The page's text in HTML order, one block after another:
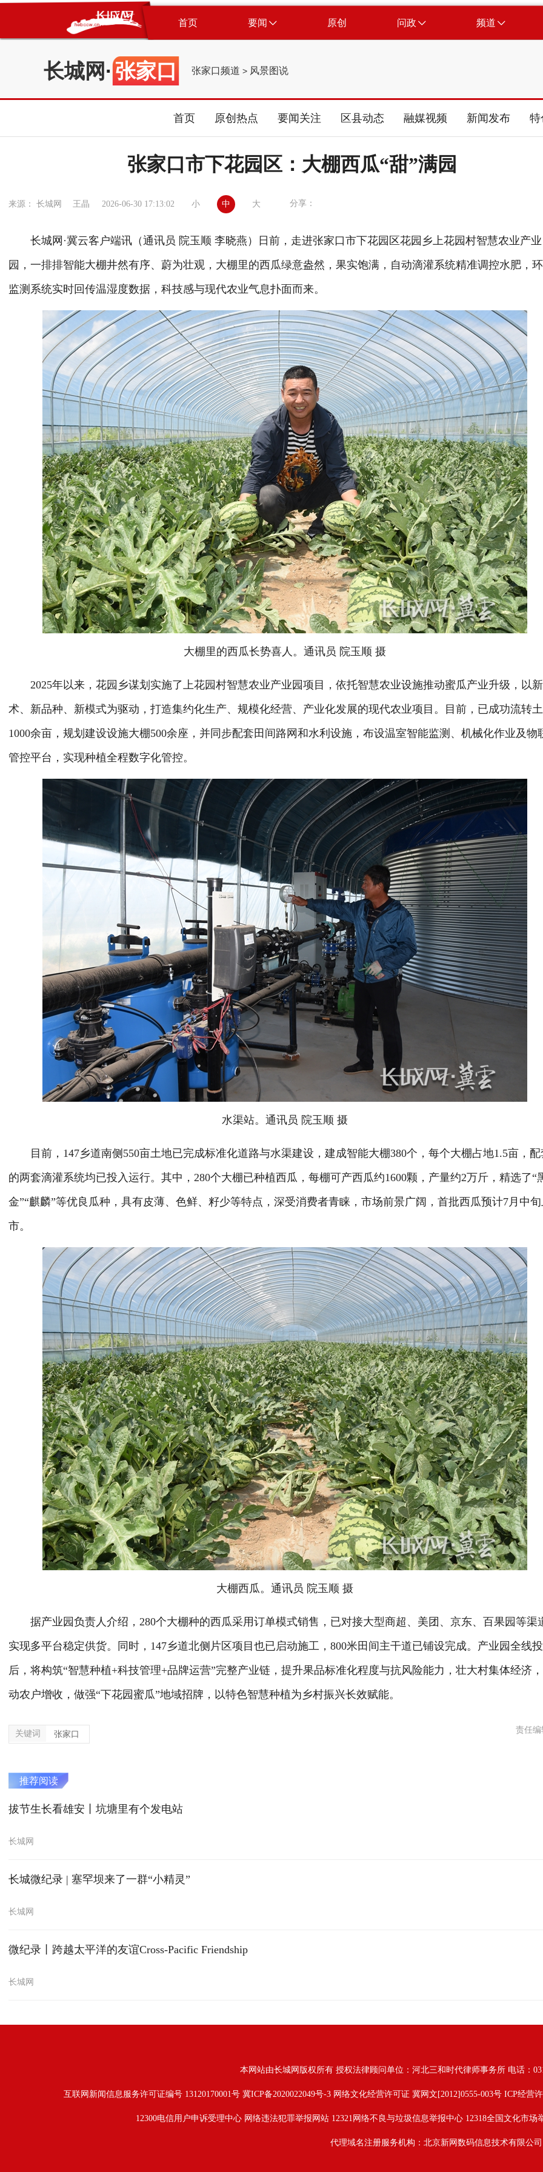
首页 要闻 原创 问政 频道
长城网 ·张家口 张家口频道 > 风景图说
首页 原创热点 要闻关注 区县动态 融媒视频 新闻发布 特
张家口市下花园区：大棚西瓜“甜”满园
来源： 长城网 王晶 2026-06-30 17:13:02 小 中 大 分享：
长城网·冀云客户端讯（通讯员 院玉顺 李晓燕）日前，走进张家口市下花园区花园乡上花园村智慧农业产业
园，一排排智能大棚井然有序、蔚为壮观，大棚里的西瓜绿意盎然，果实饱满，自动滴灌系统精准调控水肥，
监测系统实时回传温湿度数据，科技感与现代农业气息扑面而来。
大棚里的西瓜长势喜人。通讯员 院玉顺 摄
2025年以来，花园乡谋划实施了上花园村智慧农业产业园项目，依托智慧农业设施推动蜜瓜产业升级，以
术、新品种、新模式为驱动，打造集约化生产、规模化经营、产业化发展的现代农业项目。目前，已成功流转
1000余亩，规划建设设施大棚500余座，并同步配套田间路网和水利设施，布设温室智能监测、机械化作业及物
管控平台，实现种植全程数字化管控。
水渠站。通讯员 院玉顺 摄
目前，147乡道南侧550亩土地已完成标准化道路与水渠建设，建成智能大棚380个，每个大棚占地1.5亩，配
的两套滴灌系统均已投入运行。其中，280个大棚已种植西瓜，每棚可产西瓜约1600颗，产量约2万斤，精选了“
金”“麒麟”等优良瓜种，具有皮薄、色鲜、籽少等特点，深受消费者青睐，市场前景广阔，首批西瓜预计7月中
市。
大棚西瓜。通讯员 院玉顺 摄
据产业园负责人介绍，280个大棚种的西瓜采用订单模式销售，已对接大型商超、美团、京东、百果园等渠
实现多平台稳定供货。同时，147乡道北侧片区项目也已启动施工，800米田间主干道已铺设完成。产业园全线
后，将构筑“智慧种植+科技管理+品牌运营”完整产业链，提升果品标准化程度与抗风险能力，壮大村集体经济
动农户增收，做强“下花园蜜瓜”地域招牌，以特色智慧种植为乡村振兴长效赋能。
关键词 张家口 责任
推荐阅读
拔节生长看雄安丨坑塘里有个发电站
长城网
长城微纪录 | 塞罕坝来了一群“小精灵”
长城网
微纪录丨跨越太平洋的友谊Cross-Pacific Friendship
长城网
本网站由长城网版权所有 授权法律顾问单位：河北三和时代律师事务所 电话：
互联网新闻信息服务许可证编号 13120170001号 冀ICP备2020022049号-3网络文化经营许可证 冀网文[2012]0555-003号 ICP经营
12300电信用户申诉受理中心 网络违法犯罪举报网站 12321网络不良与垃圾信息举报中心 12318全国文化市场
代理域名注册服务机构：北京新网数码信息技术有限公司